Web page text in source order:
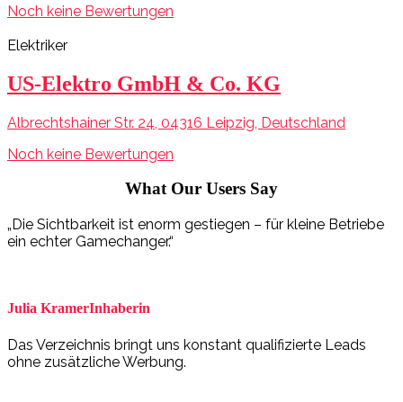
Noch keine Bewertungen
Elektriker
US-Elektro GmbH & Co. KG
Albrechtshainer Str. 24, 04316 Leipzig, Deutschland
Noch keine Bewertungen
What Our Users Say
„Die Sichtbarkeit ist enorm gestiegen – für kleine Betriebe
ein echter Gamechanger.“
Julia KramerInhaberin
Das Verzeichnis bringt uns konstant qualifizierte Leads
ohne zusätzliche Werbung.